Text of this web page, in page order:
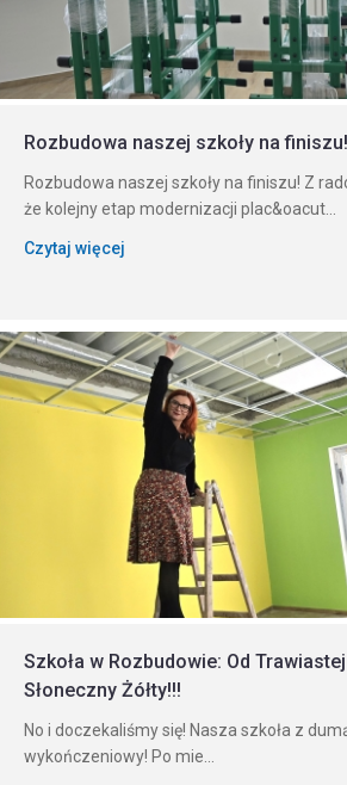
Rozbudowa naszej szkoły na finiszu!
Rozbudowa naszej szkoły na finiszu! Z
że kolejny etap modernizacji plac&oacut...
Czytaj więcej
Szkoła w Rozbudowie: Od
Słoneczny Żółty!!!
No i doczekaliśmy się! Nasza szkoła z
wykończeniowy! Po mie...